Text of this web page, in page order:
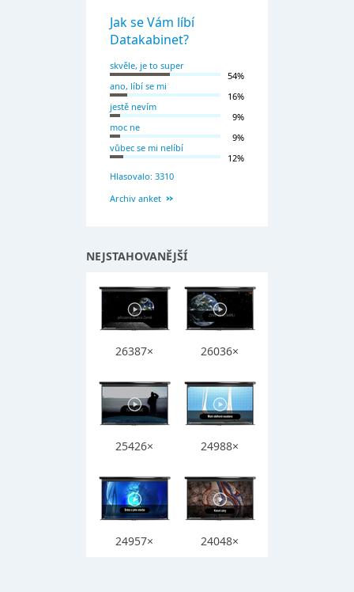
Jak se Vám líbí
Datakabinet?
skvěle, je to super
54%
ano, líbí se mi
16%
jestě nevím
9%
moc ne
9%
vůbec se mi nelíbí
12%
Hlasovalo: 3310
Archiv anket
NEJSTAHOVANĚJŠÍ
26387× 26036×
25426× 24988×
24957× 24048×